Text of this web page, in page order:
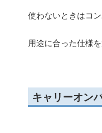
使わないときはコ
用途に合った仕様
キャリーオン